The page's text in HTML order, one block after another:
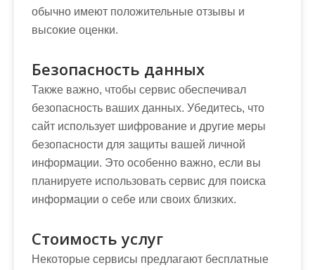
обычно имеют положительные отзывы и
высокие оценки.
Безопасность данных
Также важно, чтобы сервис обеспечивал
безопасность ваших данных. Убедитесь, что
сайт использует шифрование и другие меры
безопасности для защиты вашей личной
информации. Это особенно важно, если вы
планируете использовать сервис для поиска
информации о себе или своих близких.
Стоимость услуг
Некоторые сервисы предлагают бесплатные